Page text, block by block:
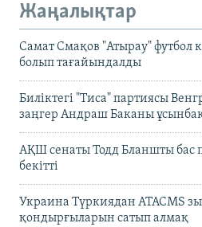
Жаңалықтар
Самат Смақов "Атырау" футбол
болып тағайындалды
Биліктегі "Тиса" партиясы
заңгер Андраш Баканы
АҚШ сенаты Тодд Бланшты бас
бекітті
Украина Түркиядан ATACMS
қондырғыларын сатып алмақ